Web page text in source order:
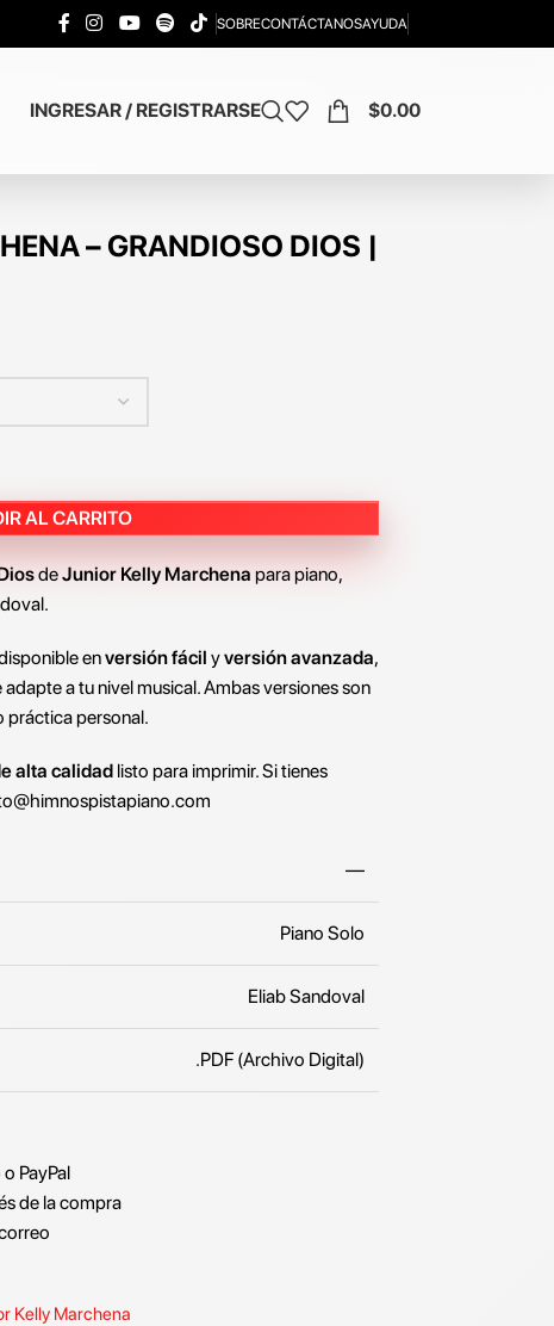
SOBRECONTÁCTANOSAYUDA
INGRESAR / REGISTRARSE $0.00
– GRANDIOSO DIOS |
AL CARRITO
deJunior Kelly Marchena para piano,
enversión fácil yversión avanzada,
a tu nivel musical. Ambas versiones son
práctica personal.
alta calidad listo para imprimir. Si tienes
—
Piano Solo
Eliab Sandoval
.PDF (Archivo Digital)
PayPal
de la compra
Kelly Marchena